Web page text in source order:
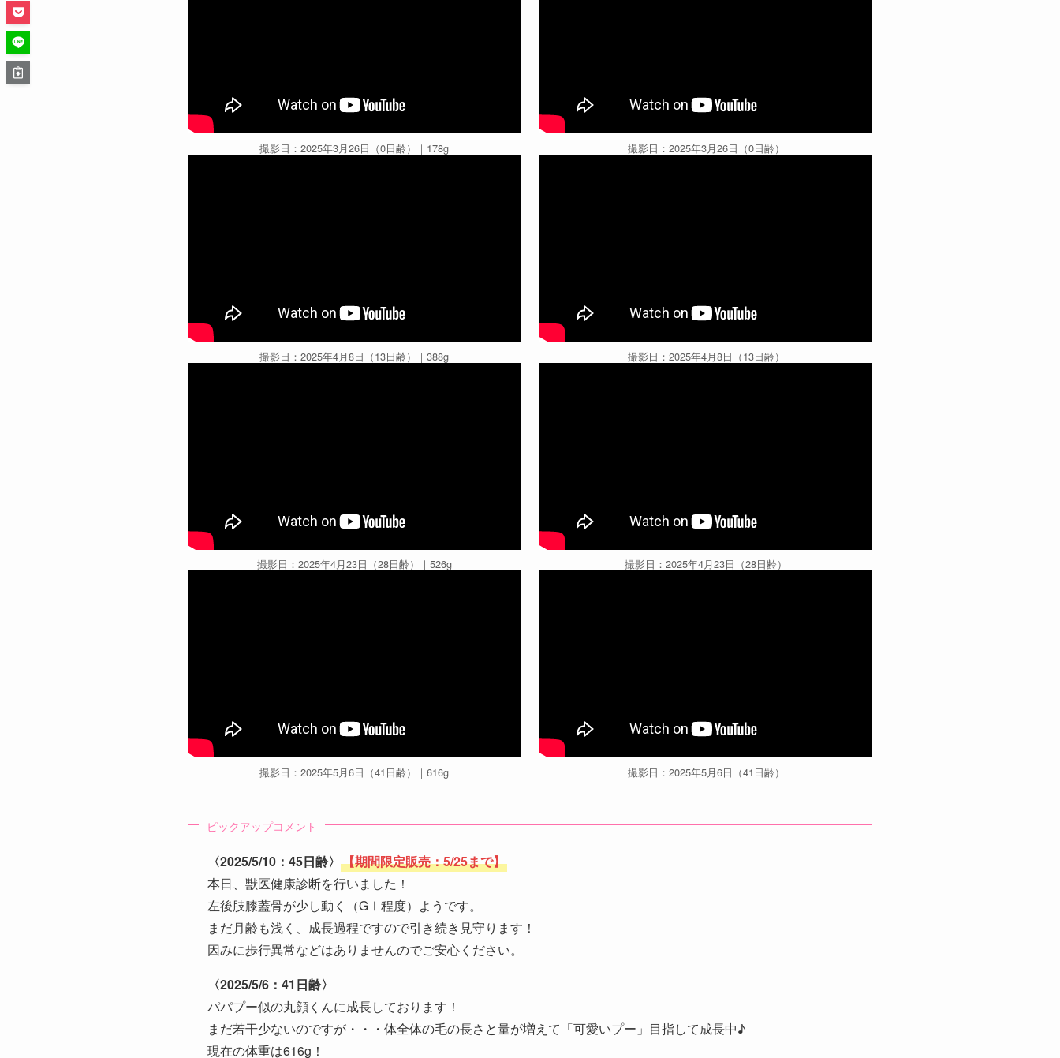
撮影日：2025年3月26日（0日齢）｜178g 撮影日：2025年3月26日（0日齢）
撮影日：2025年4月8日（13日齢）｜388g 撮影日：2025年4月8日（13日齢）
撮影日：2025年4月23日（28日齢）｜526g 撮影日：2025年4月23日（28日齢）
撮影日：2025年5月6日（41日齢）｜616g 撮影日：2025年5月6日（41日齢）
ピックアップコメント
〈2025/5/10：45日齢〉 【期間限定販売：5/25まで】
本日、獣医健康診断を行いました！
左後肢膝蓋骨が少し動く（GⅠ程度）ようです。
まだ月齢も浅く、成長過程ですので引き続き見守ります！
因みに歩行異常などはありませんのでご安心ください。
〈2025/5/6：41日齢〉
パパプー似の丸顔くんに成長しております！
まだ若干少ないのですが・・・体全体の毛の長さと量が増えて「可愛いプー」目指して成長中♪
現在の体重は616g！